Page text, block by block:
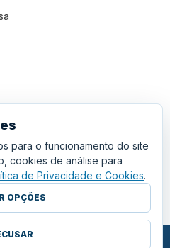
para o funcionamento do site
cookies de análise para
de Privacidade e Cookies.
OPÇÕES